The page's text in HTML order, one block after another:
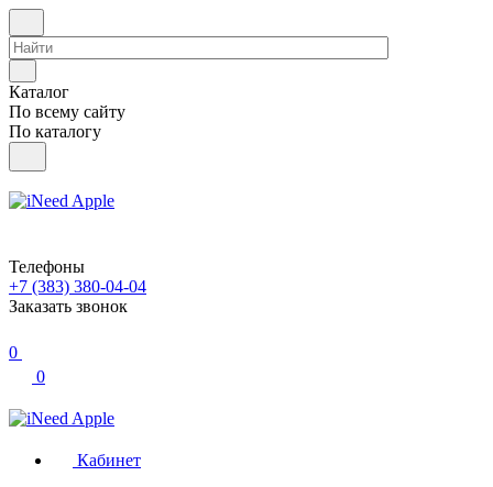
Каталог
По всему сайту
По каталогу
Телефоны
+7 (383) 380-04-04
Заказать звонок
0
0
Кабинет